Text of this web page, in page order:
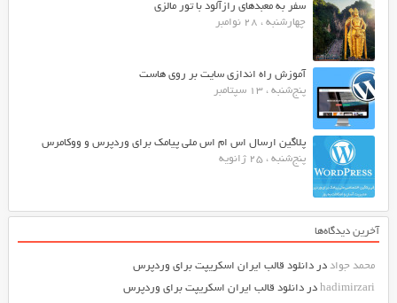
سفر به معبدهای رازآلود با تور مالزی
چهارشنبه ، 28 نوامبر
آموزش راه اندازی سایت بر روی هاست
پنج‌شنبه ، 13 سپتامبر
پلاگین ارسال اس ام اس ملی پیامک برای وردپرس و ووکامرس
پنج‌شنبه ، 25 ژانویه
آخرین دیدگاه‌ها
محمد جواددر دانلود قالب ایران اسکریپت برای وردپرس
hadimirzariدر دانلود قالب ایران اسکریپت برای وردپرس